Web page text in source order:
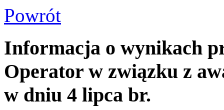
Powrót
Informacja o wynikach
Operator w związku z
w dniu 4 lipca br.